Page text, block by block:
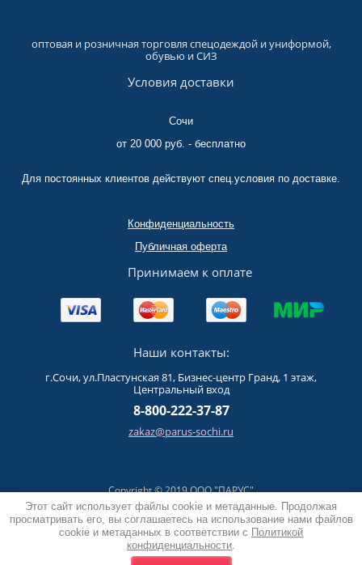
Этот сайт использует файлы cookie и метаданные. Продолжая
просматривать его, вы соглашаетесь на использование нами файлов
cookie и метаданных в соответствии с Политикой
конфиденциальности.
оптовая и розничная торговля спецодеждой и униформой,
обувью и СИЗ
Условия доставки
Сочи
от 20 000 руб. - бесплатно
Для постоянных клиентов действуют спец.условия по доставке.
Конфиденциальность
Публичная оферта
Принимаем к оплате
Наши контакты:
г.Сочи, ул.Пластунская 81, Бизнес-центр Гранд, 1 этаж,
Центральный вход
8-800-222-37-87
zakaz@parus-sochi.ru
Copyright © 2019 ООО "ПАРУС"
Политика конфиденциальности